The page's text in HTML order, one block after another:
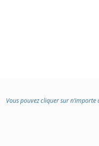
Vous pouvez cliquer sur